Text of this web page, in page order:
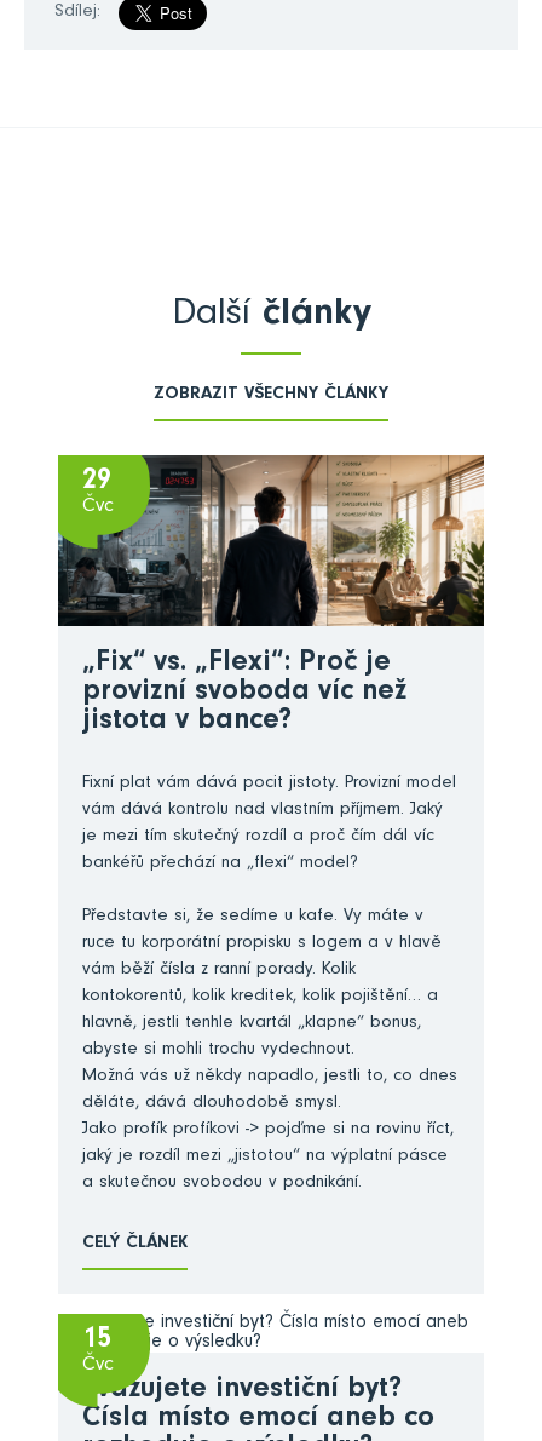
Sdílej:
Další články
ZOBRAZIT VŠECHNY ČLÁNKY
29
Čvc
„Fix“ vs. „Flexi“: Proč je
provizní svoboda víc než
jistota v bance?
Fixní plat vám dává pocit jistoty. Provizní model
vám dává kontrolu nad vlastním příjmem. Jaký
je mezi tím skutečný rozdíl a proč čím dál víc
bankéřů přechází na „flexi“ model?
Představte si, že sedíme u kafe. Vy máte v
ruce tu korporátní propisku s logem a v hlavě
vám běží čísla z ranní porady. Kolik
kontokorentů, kolik kreditek, kolik pojištění… a
hlavně, jestli tenhle kvartál „klapne“ bonus,
abyste si mohli trochu vydechnout.
Možná vás už někdy napadlo, jestli to, co dnes
děláte, dává dlouhodobě smysl.
Jako profík profíkovi -> pojďme si na rovinu říct,
jaký je rozdíl mezi „jistotou“ na výplatní pásce
a skutečnou svobodou v podnikání.
CELÝ ČLÁNEK
15
Čvc
Zvažujete investiční byt?
Čísla místo emocí aneb co